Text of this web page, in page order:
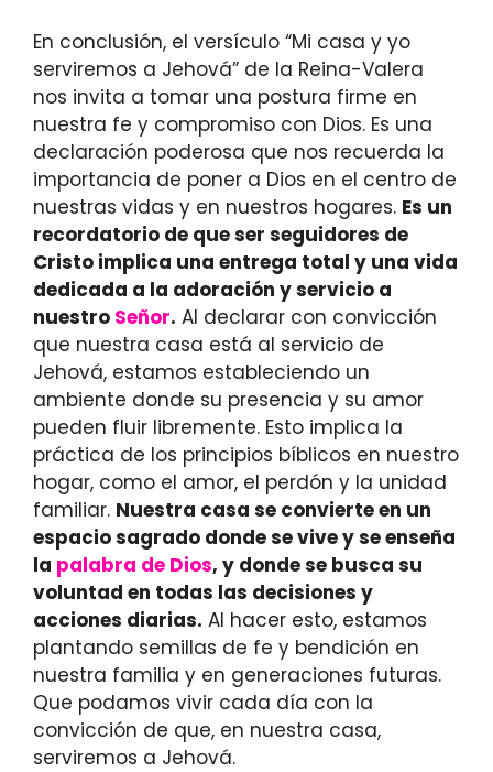
En conclusión, el versículo “Mi casa y yo
serviremos a Jehová” de la Reina-Valera
nos invita a tomar una postura firme en
nuestra fe y compromiso con Dios. Es una
declaración poderosa que nos recuerda la
importancia de poner a Dios en el centro de
nuestras vidas y en nuestros hogares. Es un
recordatorio de que ser seguidores de
Cristo implica una entrega total y una vida
dedicada a la adoración y servicio a
nuestro Señor. Al declarar con convicción
que nuestra casa está al servicio de
Jehová, estamos estableciendo un
ambiente donde su presencia y su amor
pueden fluir libremente. Esto implica la
práctica de los principios bíblicos en nuestro
hogar, como el amor, el perdón y la unidad
familiar. Nuestra casa se convierte en un
espacio sagrado donde se vive y se enseña
la palabra de Dios, y donde se busca su
voluntad en todas las decisiones y
acciones diarias. Al hacer esto, estamos
plantando semillas de fe y bendición en
nuestra familia y en generaciones futuras.
Que podamos vivir cada día con la
convicción de que, en nuestra casa,
serviremos a Jehová.